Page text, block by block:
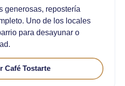
generosas, repostería
Uno de los locales
para desayunar o
Café Tostarte